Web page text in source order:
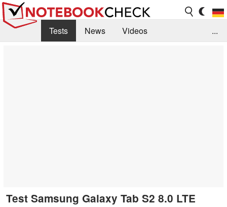
Tests News
Videos
...
Test Samsung Galaxy Tab S2 8.0 LTE